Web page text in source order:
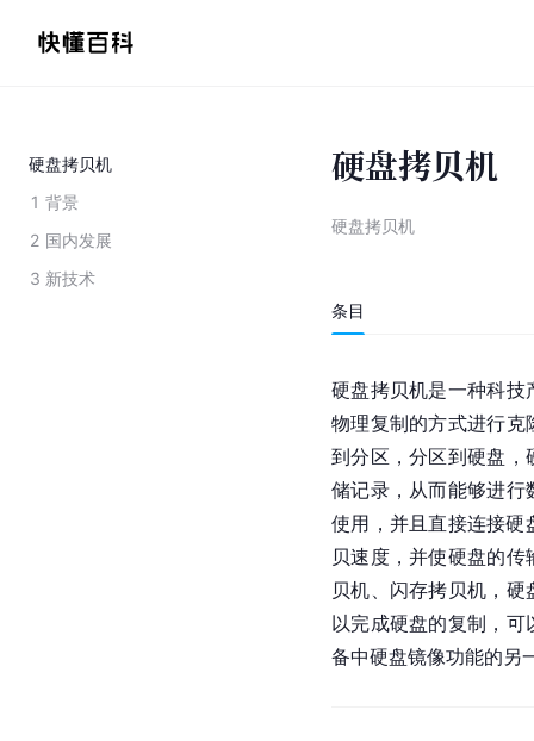
硬盘拷贝机
1 背景
2 国内发展
3 新技术
硬盘拷贝机
硬盘拷贝机
条目
硬盘拷贝机是一种科技
物理复制的方式进行克
到分区，分区到硬盘，
储记录，从而能够进
使用，并且直接连接硬
贝速度，并使硬盘的
贝机、闪存拷贝机，
以完成硬盘的复制，
备中硬盘镜像功能的另